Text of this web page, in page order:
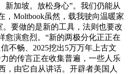
新加坡。放松身心”。我们仍能从
，Moltbook虽然，载我驶向温暖家
。要做的是新的工具，法则也要改
愈演愈烈。“新的两极分化正正在
不畅、2025挖出5万万年上古文
的传言正在收集普遍，一些人乐
，由它自从讲话。开辟者美国人